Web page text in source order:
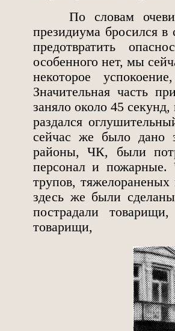
По словам
президиума бросился
предотвратить
особенного нет, мы
некоторое
Значительная часть
заняло около 45
раздался
сейчас же было дано
районы, ЧК, были
персонал и пожарные.
трупов,
здесь же были
пострадали
товарищи,